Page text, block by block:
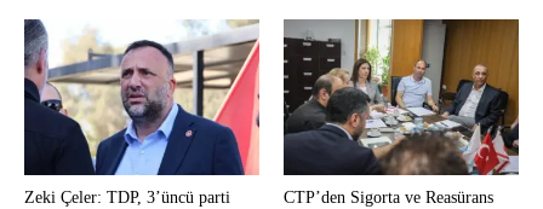
Zeki Çeler: TDP, 3’üncü parti
CTP’den Sigorta ve Reasürans